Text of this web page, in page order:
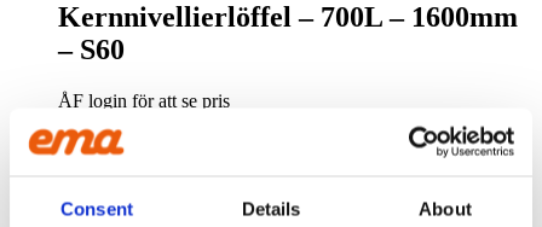
Consent Details About
Kernnivellierlöffel – 700L – 1600mm
– S60
ÅF login för att se pris
1800mm – S70